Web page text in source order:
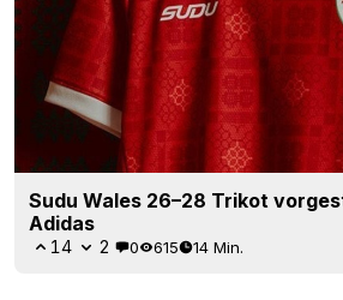
Sudu Wales 26–28 Trikot
Adidas
14 2 0 615 14 Min.